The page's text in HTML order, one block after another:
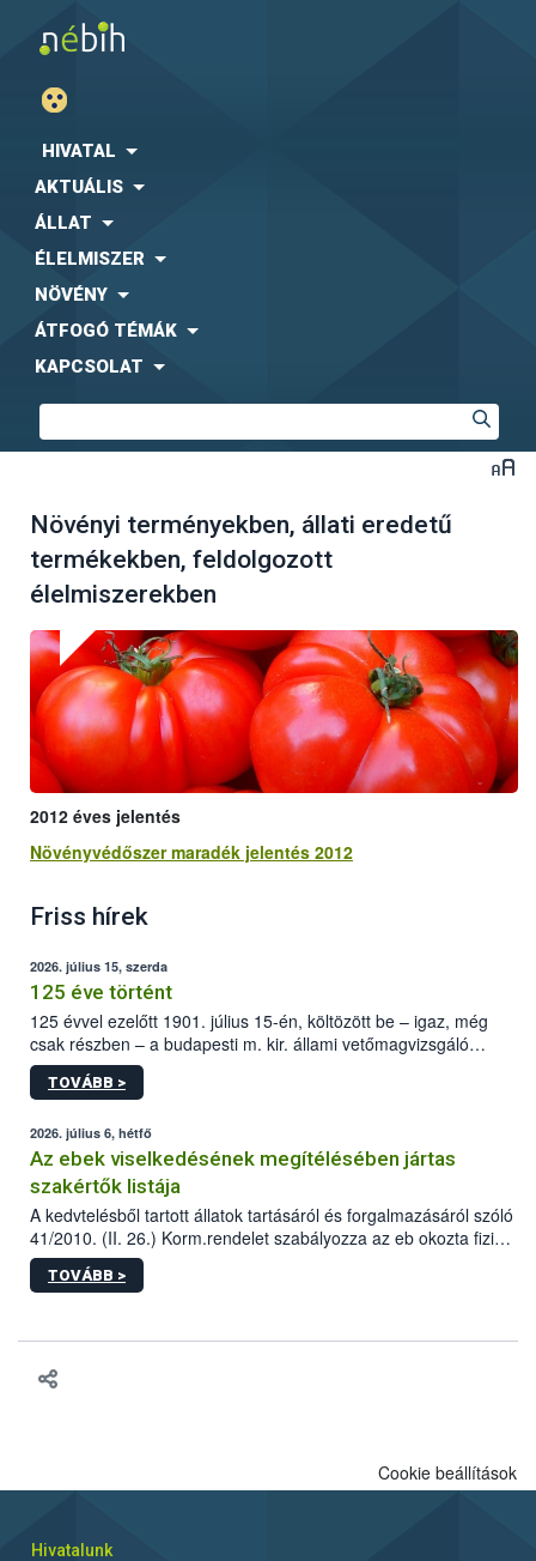
HIVATAL
AKTUÁLIS
ÁLLAT
ÉLELMISZER
NÖVÉNY
ÁTFOGÓ TÉMÁK
KAPCSOLAT
Növényi terményekben, állati eredetű
termékekben, feldolgozott
élelmiszerekben
2012 éves jelentés
Növényvédőszer maradék jelentés 2012
Friss hírek
2026. július 15, szerda
125 éve történt
125 évvel ezelőtt 1901. július 15-én, költözött be – igaz, még
csak részben – a budapesti m. kir. állami vetőmagvizsgáló
állomás a Kis Rókus utca 15. szám alatti, Czigler Győző által
tervezett új épületébe.
TOVÁBB >
2026. július 6, hétfő
Az ebek viselkedésének megítélésében jártas
szakértők listája
A kedvtelésből tartott állatok tartásáról és forgalmazásáról szóló
41/2010. (II. 26.) Korm.rendelet szabályozza az eb okozta fizikai
sérülés, illetve ennek veszélye keletkezésekor felmerülő
hatósági feladatokat, valamint a veszélyes eb tartását és annak
TOVÁBB >
Cookie beállítások
Hivatalunk